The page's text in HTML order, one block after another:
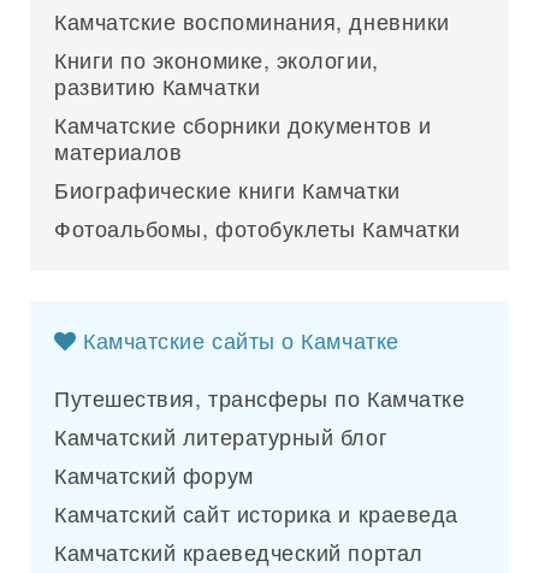
Камчатские воспоминания, дневники
Книги по экономике, экологии,
развитию Камчатки
Камчатские сборники документов и
материалов
Биографические книги Камчатки
Фотоальбомы, фотобуклеты Камчатки
Камчатские сайты о Камчатке
Путешествия, трансферы по Камчатке
Камчатский литературный блог
Камчатский форум
Камчатский сайт историка и краеведа
Камчатский краеведческий портал